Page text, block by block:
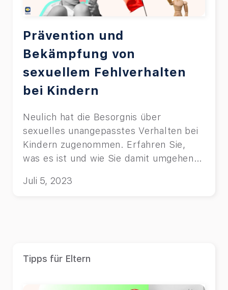
Prävention und
Bekämpfung von
sexuellem Fehlverhalten
bei Kindern
Neulich hat die Besorgnis über
sexuelles unangepasstes Verhalten bei
Kindern zugenommen. Erfahren Sie,
was es ist und wie Sie damit umgehen
Juli 5, 2023
Tipps für Eltern